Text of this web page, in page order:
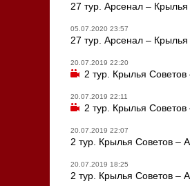
27 тур. Арсенал –
05.07.2020 23:57
27 тур. Арсенал –
20.07.2019 22:20
2 тур. Крылья
20.07.2019 22:11
2 тур. Крылья
20.07.2019 22:07
2 тур. Крылья Советов –
20.07.2019 18:25
2 тур. Крылья Советов –